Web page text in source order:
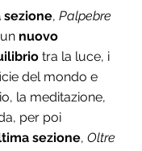
sezione, Palpebre
nuovo
tra la luce, i
del mondo e
la meditazione,
per poi
sezione, Oltre